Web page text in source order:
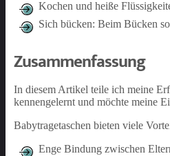
Kochen und heiße
Sich bücken: Beim Bücken
Zusammenfassung
In diesem Artikel teile ich meine
kennengelernt und möchte meine
Babytragetaschen bieten viele
Enge Bindung zwischen